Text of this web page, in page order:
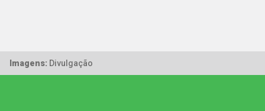
Imagens: Divulgação